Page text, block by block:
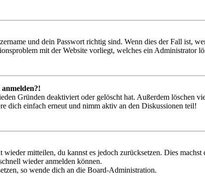
und dein Passwort richtig sind. Wenn dies der Fall ist,
mit der Website vorliegt, welches ein Administrator
Gründen deaktiviert oder gelöscht hat. Außerdem löschen
dich einfach erneut und nimm aktiv an den Diskussionen teil!
mitteilen, du kannst es jedoch zurücksetzen. Dies
wieder anmelden können.
so wende dich an die Board-Administration.